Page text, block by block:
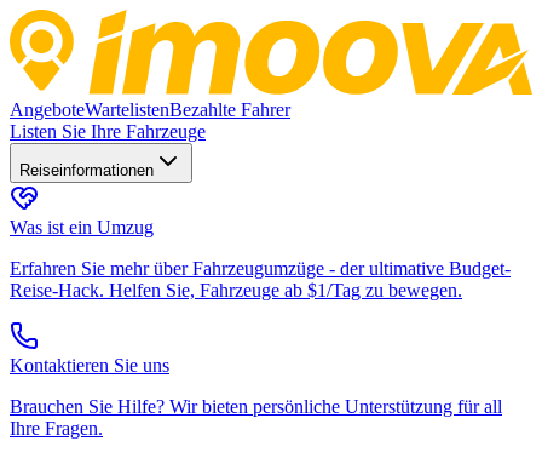
AngeboteWartelistenBezahlte Fahrer
Listen Sie Ihre Fahrzeuge
Reiseinformationen
Was ist ein Umzug
Erfahren Sie mehr über Fahrzeugumzüge - der ultimative Budget-
Reise-Hack. Helfen Sie, Fahrzeuge ab $1/Tag zu bewegen.
Kontaktieren Sie uns
Brauchen Sie Hilfe? Wir bieten persönliche Unterstützung für all
Ihre Fragen.